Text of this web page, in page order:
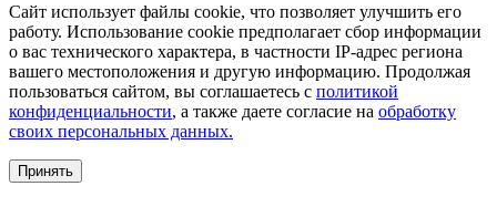
Сайт использует файлы cookie, что позволяет улучшить его
работу. Использование cookie предполагает сбор информации
о вас технического характера, в частности IP-адрес региона
вашего местоположения и другую информацию. Продолжая
пользоваться сайтом, вы соглашаетесь с политикой
конфиденциальности, а также даете согласие на обработку
своих персональных данных.
Принять